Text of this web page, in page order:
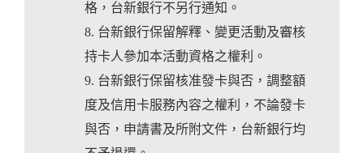
格，台新銀行不另行通知。
台新銀行保留解釋、變更活動及審核
持卡人參加本活動資格之權利。
台新銀行保留核准發卡與否，調整額
度及信用卡服務內容之權利，不論發卡
與否，申請書及所附文件，台新銀行均